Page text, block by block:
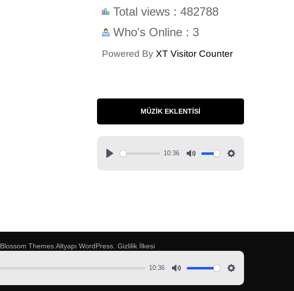
Total views : 482788
Who's Online : 3
Powered By XT Visitor Counter
MÜZIK EKLENTISI
10:36
Blossom Themes.Altyapı WordPress. Gizlilik İlkesi
10:36